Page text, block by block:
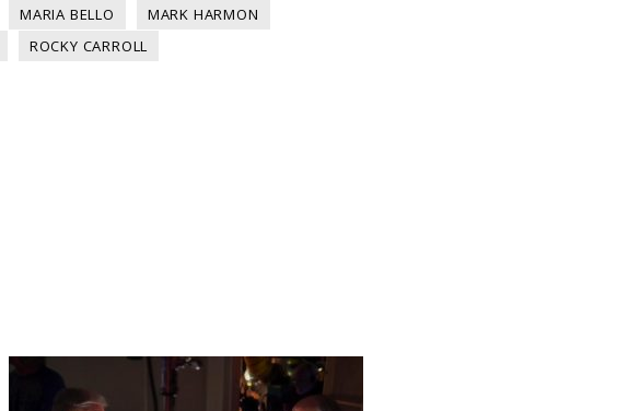
MARIA BELLO
MARK HARMON
ROCKY CARROLL